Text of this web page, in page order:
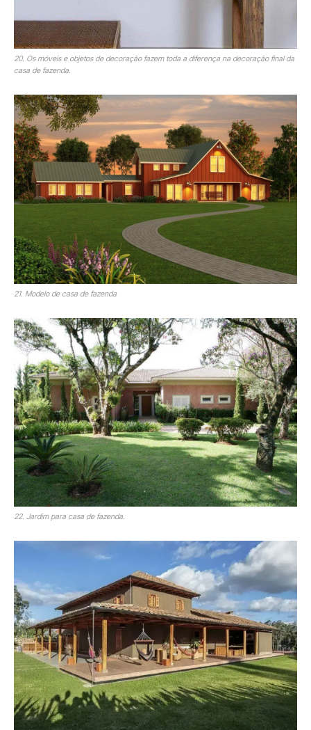
20. Os móveis e objetos de decoração fazem toda a diferença na decoração final da
casa de fazenda.
21. Modelo de casa de fazenda
22. Jardim para casa de fazenda.